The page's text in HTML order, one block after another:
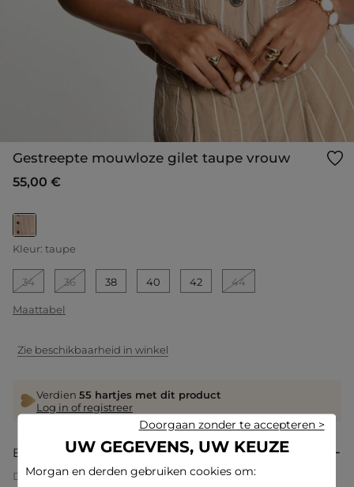
Gestreepte mouwloze gilet taupe vrouw
55,00 €
geselecteerd
Kleur: taupe
34 36 38 40 42 44
Maattabel
Zie beschikbaarheid in winkel
Verdien 55 hartjes met dit product
Log in of registreer
Beschrijving
Dit gestreepte vest belichaamt een chique en casual
UW GEGEVENS, UW KEUZE
Morgan en derden gebruiken cookies om:
Doorgaan zonder te accepteren >